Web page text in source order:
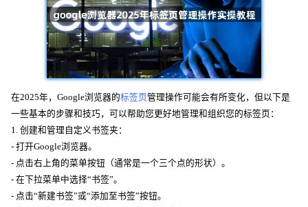
在2025年，Google浏览器的标签页管理操作可能会有所变化，但以下是
一些基本的步骤和技巧，可以帮助您更好地管理和组织您的标签页：
1. 创建和管理自定义书签夹：
- 打开Google浏览器。
- 点击右上角的菜单按钮（通常是一个三个点的形状）。
- 在下拉菜单中选择“书签”。
- 点击“新建书签”或“添加至书签”按钮。